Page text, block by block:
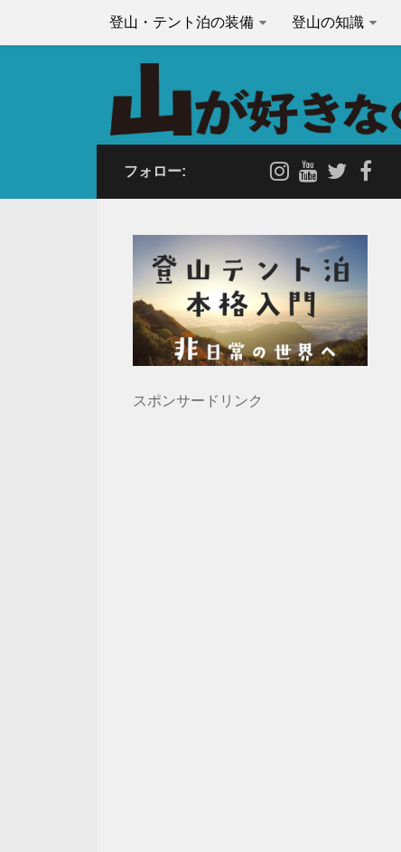
登山・テント泊の装備 登山の知識
フォロー:
スポンサードリンク